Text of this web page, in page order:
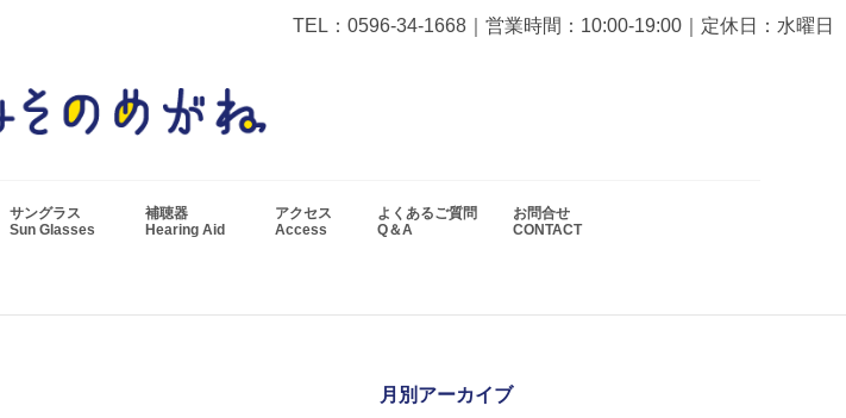
TEL：0596-34-1668 ｜営業時間：10:00-19:00｜定休日：水曜日
サングラス
Sun Glasses
補聴器
Hearing Aid
アクセス
Access
よくあるご質問
Q＆A
お問合せ
CONTACT
月別アーカイブ